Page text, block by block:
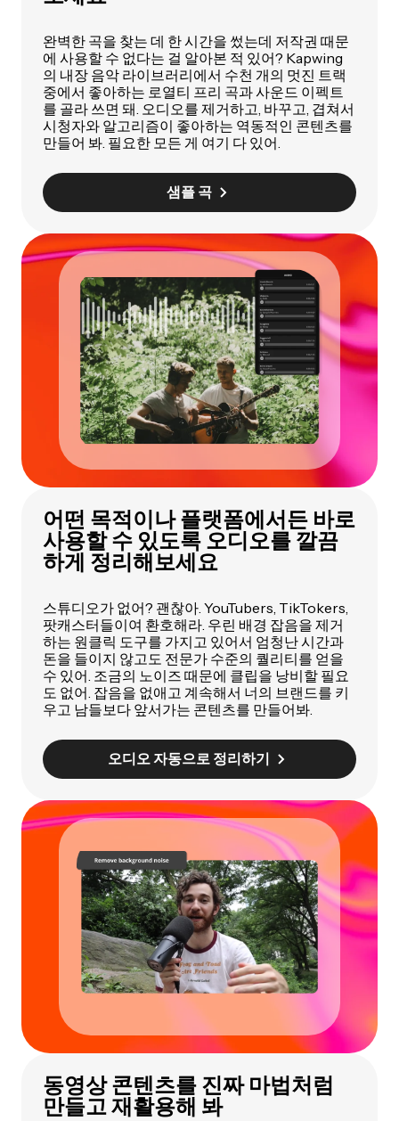
완벽한 곡을 찾는 데 한 시간을 썼는데 저작권 때문
에 사용할 수 없다는 걸 알아본 적 있어? Kapwing
의 내장 음악 라이브러리에서 수천 개의 멋진 트랙
중에서 좋아하는 로열티 프리 곡과 사운드 이펙트
를 골라 쓰면 돼. 오디오를 제거하고, 바꾸고, 겹쳐서
시청자와 알고리즘이 좋아하는 역동적인 콘텐츠를
만들어 봐. 필요한 모든 게 여기 다 있어.
샘플 곡
어떤 목적이나 플랫폼에서든 바로
사용할 수 있도록 오디오를 깔끔
하게 정리해보세요
스튜디오가 없어? 괜찮아. YouTubers, TikTokers,
팟캐스터들이여 환호해라. 우린 배경 잡음을 제거
하는 원클릭 도구를 가지고 있어서 엄청난 시간과
돈을 들이지 않고도 전문가 수준의 퀄리티를 얻을
수 있어. 조금의 노이즈 때문에 클립을 낭비할 필요
도 없어. 잡음을 없애고 계속해서 너의 브랜드를 키
우고 남들보다 앞서가는 콘텐츠를 만들어봐.
오디오 자동으로 정리하기
동영상 콘텐츠를 진짜 마법처럼
만들고 재활용해 봐